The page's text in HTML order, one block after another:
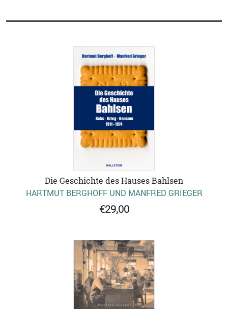
Die Geschichte des Hauses Bahlsen
HARTMUT BERGHOFF UND MANFRED GRIEGER
€29,00